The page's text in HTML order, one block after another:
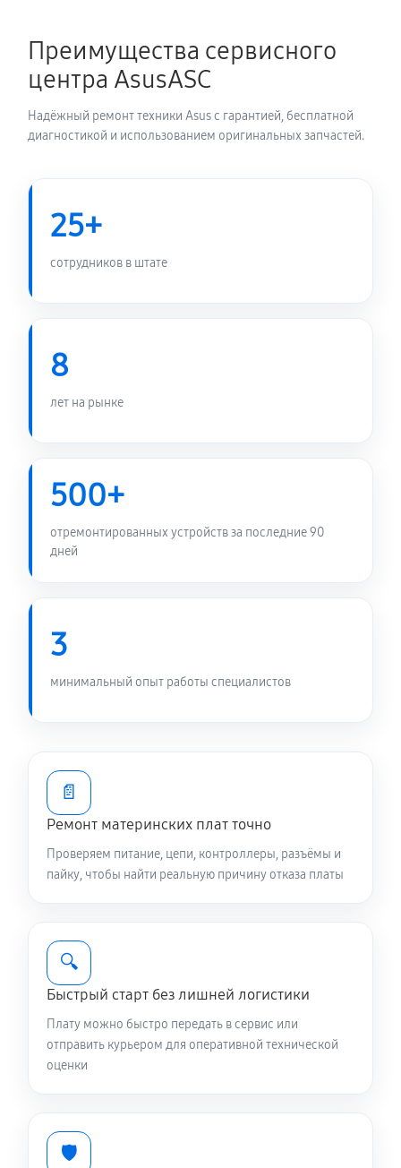
Преимущества сервисного
центра AsusASC
Надёжный ремонт техники Asus с гарантией, бесплатной
диагностикой и использованием оригинальных запчастей.
25+
сотрудников в штате
8
лет на рынке
500+
отремонтированных устройств за последние 90
дней
3
минимальный опыт работы специалистов
📄
Ремонт материнских плат точно
Проверяем питание, цепи, контроллеры, разъёмы и
пайку, чтобы найти реальную причину отказа платы
🔍
Быстрый старт без лишней логистики
Плату можно быстро передать в сервис или
отправить курьером для оперативной технической
оценки
🛡️